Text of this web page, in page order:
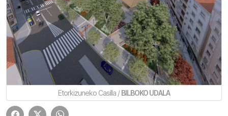
Etorkizuneko Casilla /BILBOKO UDALA